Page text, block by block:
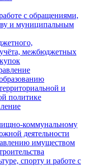
с обращениями,
и муниципальным
учёта, межбюджетных
и
политике
коммунальному
деятельности
имуществом
спорту и работе с